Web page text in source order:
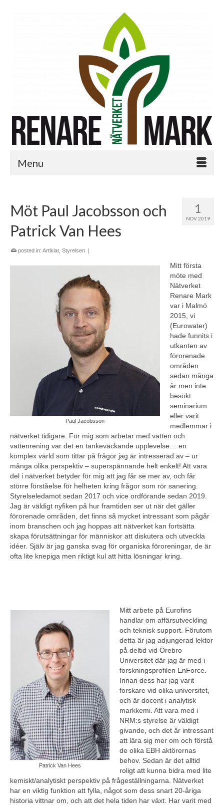
Menu
1
NOV 2019
Möt Paul Jacobsson och
Patrick Van Hees
posted in: Artiklar, Styrelsen |
Paul Jacobsson
Mitt första
möte med
Nätverket
Renare Mark
var i Malmö
2015, vi
(Eurowater)
hade funnits i
utkanten av
förorenade
områden
sedan många
år men inte
besökt
seminarium
eller varit
medlemmar i
nätverket tidigare. För mig som arbetar med vatten och
vattenrening var det en tankeväckande upplevelse… en
komplex värld som tittar på frågor jag är intresserad av – ur
många olika perspektiv – superspännande helt enkelt! Att vara
del i nätverket betyder för mig att jag får se mer av, och får
större förståelse för helheten kring frågor som rör sanering.
Styrelseledamot sedan 2017 och vice ordförande sedan 2019.
Jag är väldigt nyfiken på hur framtiden ser ut när det gäller
förorenade områden, det finns så mycket intressant som pågår
inom branschen och jag hoppas att nätverket kan fortsätta
skapa förutsättningar för människor att diskutera och utveckla
idéer. Själv är jag ganska svag för organiska föroreningar, de är
ofta lite knepiga men riktigt kul att hitta lösningar kring.
Patrick Van Hees
Mitt arbete på Eurofins
handlar om affärsutveckling
och teknisk support. Förutom
detta är jag adjungerad lektor
på deltid vid Örebro
Universitet där jag är med i
forskningsprofilen EnForce.
Innan dess har jag varit
forskare vid olika universitet,
och är docent i analytisk
markkemi. Att vara med i
NRM:s styrelse är väldigt
givande, och det är intressant
att lära sig mer om och förstå
de olika EBH aktörernas
behov. Sedan är det alltid
roligt att kunna bidra med lite
kemiskt/analytiskt perspektiv på frågeställningarna. Nätverket
har en viktig funktion att fylla, något som dess snart 20-åriga
historia vittnar om, och att det hela tiden har växt. Har varit med